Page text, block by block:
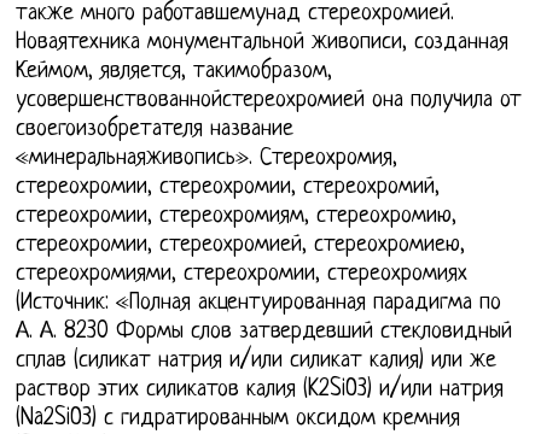
также много работавшемунад стереохромией.
Новаятехника монументальной живописи, созданная
Кеймом, является, такимобразом,
усовершенствованнойстереохромией она получила от
своегоизобретателя название
«минеральнаяживопись». Стереохромия,
стереохромии, стереохромии, стереохромий,
стереохромии, стереохромиям, стереохромию,
стереохромии, стереохромией, стереохромиею,
стереохромиями, стереохромии, стереохромиях
(Источник: «Полная акцентуированная парадигма по
А. А. 8230 Формы слов затвердевший стекловидный
сплав (силикат натрия и/или силикат калия) или же
раствор этих силикатов калия (K2SiO3) и/или натрия
(Na2SiO3) с гидратированным оксидом кремния